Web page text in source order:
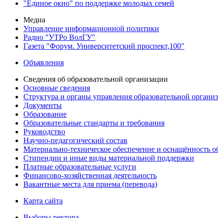
"Единое окно" по поддержке молодых семей
Медиа
Управление информационной политики
Радио "УТРо ВолГУ"
Газета "Форум. Университетский проспект,100"
Объявления
Сведения об образовательной организации
Основные сведения
Структура и органы управления образовательной
Документы
Образование
Образовательные стандарты и требования
Руководство
Научно-педагогический состав
Материально-техническое обеспечение и оснащённость
Стипендии и иные виды материальной поддержки
Платные образовательные услуги
Финансово-хозяйственная деятельность
Вакантные места для приема (перевода)
Карта сайта